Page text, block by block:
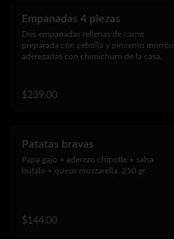
Empanadas 4 piezas
Dos empanadas rellenas de carne
preparada con cebolla y pimiento morrón,
aderezadas con chimichurri de la casa.
$239.00
Patatas bravas
Papa gajo + aderezo chipotle + salsa
búfalo + queso mozzarella. 250 gr.
$144.00